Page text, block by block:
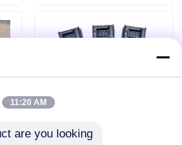
11:20 AM
are you looking